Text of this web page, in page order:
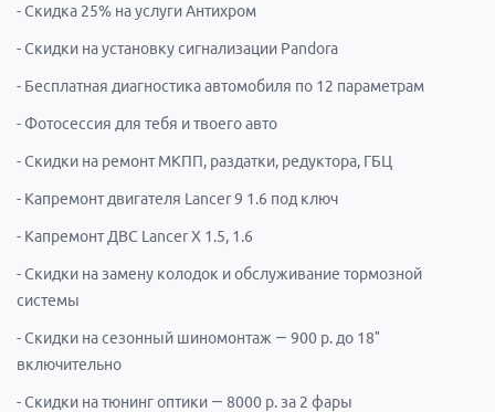
- Скидка 25% на услуги Антихром
- Скидки на установку сигнализации Pandora
- Бесплатная диагностика автомобиля по 12 параметрам
- Фотосессия для тебя и твоего авто
- Скидки на ремонт МКПП, раздатки, редуктора, ГБЦ
- Капремонт двигателя Lancer 9 1.6 под ключ
- Капремонт ДВС Lancer X 1.5, 1.6
- Скидки на замену колодок и обслуживание тормозной
системы
- Скидки на сезонный шиномонтаж — 900 р. до 18″
включительно
- Скидки на тюнинг оптики — 8000 р. за 2 фары